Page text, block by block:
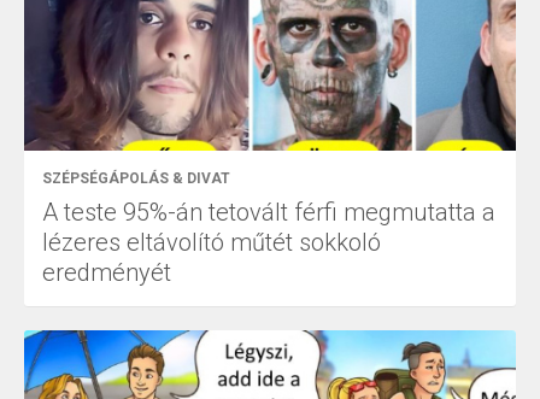
SZÉPSÉGÁPOLÁS & DIVAT
A teste 95%-án tetovált férfi megmutatta a
lézeres eltávolító műtét sokkoló
eredményét